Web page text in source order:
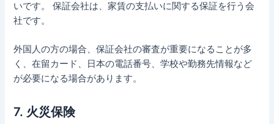
いです。 保証会社は、家賃の支払いに関する保証を行う会
社です。
外国人の方の場合、保証会社の審査が重要になることが多
く、在留カード、日本の電話番号、学校や勤務先情報など
が必要になる場合があります。
7. 火災保険